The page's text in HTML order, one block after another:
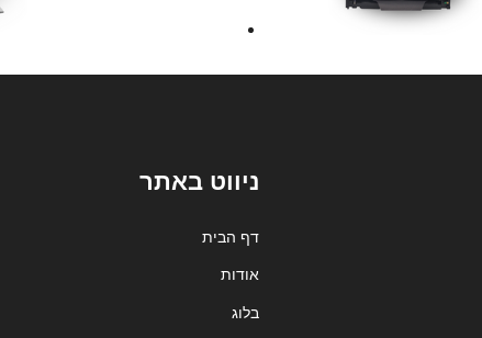
ניווט באתר
דף הבית
אודות
בלוג